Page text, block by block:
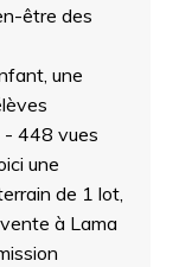
être des
une
- 448 vues
une
de 1 lot,
à Lama